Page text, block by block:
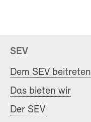
SEV
Dem SEV beitreten
Das bieten wir
Der SEV